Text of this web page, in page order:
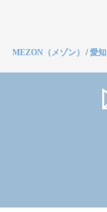
MEZON（メゾン） /愛知